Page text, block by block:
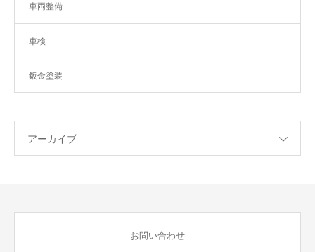
車両整備
車検
鈑金塗装
アーカイブ
お問い合わせ